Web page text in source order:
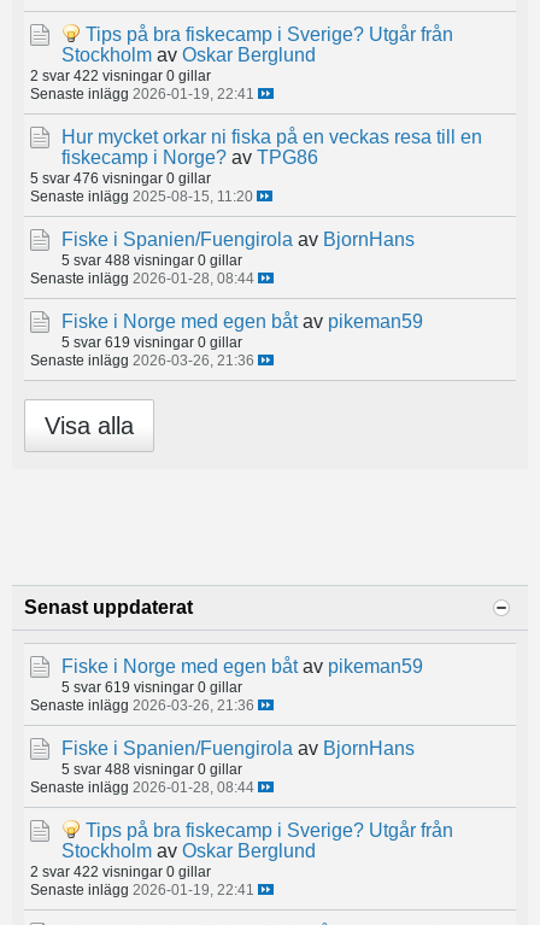
Tips på bra fiskecamp i Sverige? Utgår från
Stockholm av Oskar Berglund
2 svar 422 visningar 0 gillar
Senaste inlägg 2026-01-19, 22:41
Hur mycket orkar ni fiska på en veckas resa till en
fiskecamp i Norge? av TPG86
5 svar 476 visningar 0 gillar
Senaste inlägg 2025-08-15, 11:20
Fiske i Spanien/Fuengirola av BjornHans
5 svar 488 visningar 0 gillar
Senaste inlägg 2026-01-28, 08:44
Fiske i Norge med egen båt av pikeman59
5 svar 619 visningar 0 gillar
Senaste inlägg 2026-03-26, 21:36
Visa alla
Senast uppdaterat
Fiske i Norge med egen båt av pikeman59
5 svar 619 visningar 0 gillar
Senaste inlägg 2026-03-26, 21:36
Fiske i Spanien/Fuengirola av BjornHans
5 svar 488 visningar 0 gillar
Senaste inlägg 2026-01-28, 08:44
Tips på bra fiskecamp i Sverige? Utgår från
Stockholm av Oskar Berglund
2 svar 422 visningar 0 gillar
Senaste inlägg 2026-01-19, 22:41